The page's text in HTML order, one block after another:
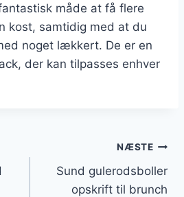
måde at få flere
kost, samtidig med at du
noget lækkert. De er en
der kan tilpasses enhver
NÆSTE
Sund gulerodsboller
opskrift til brunch